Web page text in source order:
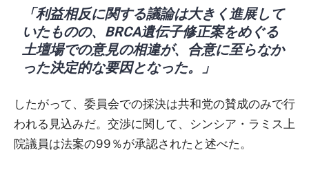
「利益相反に関する議論は大きく進展して
いたものの、BRCA遺伝子修正案をめぐる
土壇場での意見の相違が、合意に至らなか
った決定的な要因となった。」
したがって、委員会での採決は共和党の賛成のみで行
われる見込みだ。交渉に関して、シンシア・ラミス上
院議員は法案の99％が承認されたと述べた。